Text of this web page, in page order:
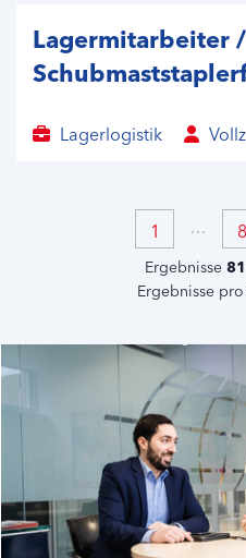
Lagermitarbeiter /
Lagerlogistik
1 8
Ergebnisse 81
Ergebnisse